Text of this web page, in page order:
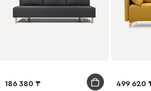
186 380 499 620